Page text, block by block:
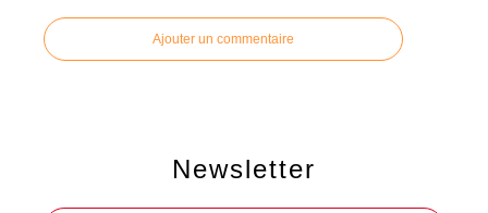
Ajouter un commentaire
Newsletter